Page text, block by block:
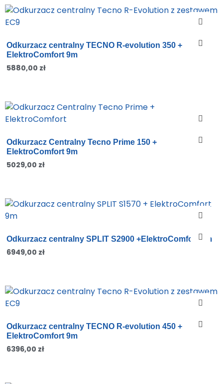
Odkurzacz centralny TECNO R-evolution 350 +
ElektroComfort 9m
5880,00 zł
Odkurzacz Centralny Tecno Prime 150 +
ElektroComfort 9m
5029,00 zł
Odkurzacz centralny SPLIT S2900 +ElektroComfort 9m
6949,00 zł
Odkurzacz centralny TECNO R-evolution 450 +
ElektroComfort 9m
6396,00 zł